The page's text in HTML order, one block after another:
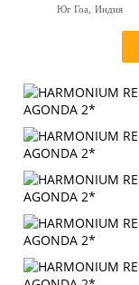
Страны
О нас
Контакты
Юг Гоа, Индия